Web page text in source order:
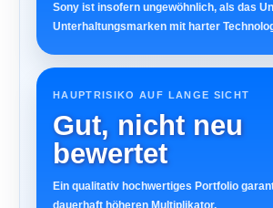
Sony ist insofern ungewöhnlich, als das
Unterhaltungsmarken mit harter
HAUPTRISIKO AUF LANGE SICHT
Gut, nicht neu
bewertet
Ein qualitativ hochwertiges Portfolio
dauerhaft höheren Multiplikator.